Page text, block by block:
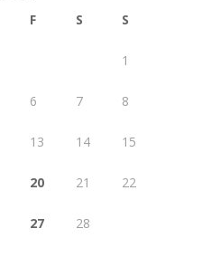
F S S
1
6 7 8
13 14 15
20 21 22
27
28